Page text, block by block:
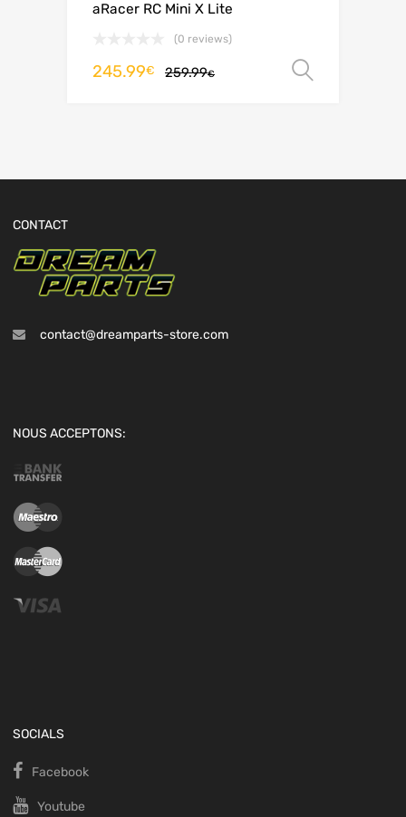
aRacer RC Mini X Lite
(0 reviews)
259.99€
245.99€
CONTACT
contact@dreamparts-store.com
NOUS ACCEPTONS:
SOCIALS
Facebook
Youtube